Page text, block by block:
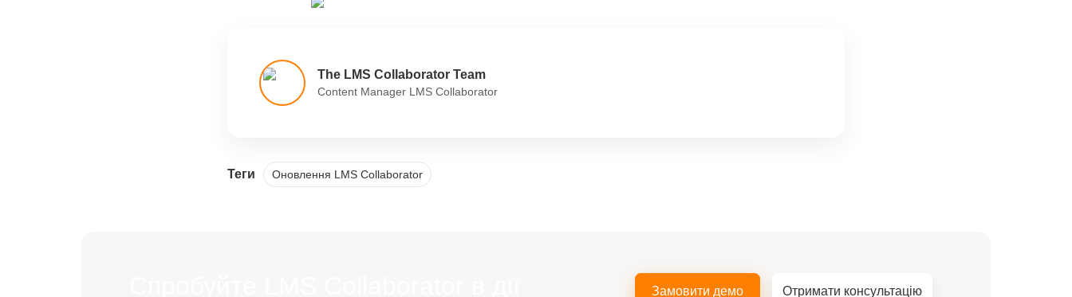
The LMS Collaborator Team
Content Manager LMS Collaborator
Теги Оновлення LMS Collaborator
Замовити демо Отримати консультацію